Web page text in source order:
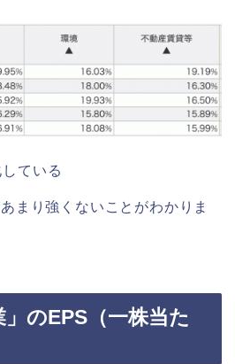
ている
まり強くないことがわかりま
」のEPS（一株当た